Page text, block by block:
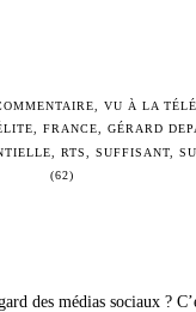
VU À LA TÉLÉ
FRANCE GÉRARD
RTS SUFFISANT,
(62)
des médias sociaux ?